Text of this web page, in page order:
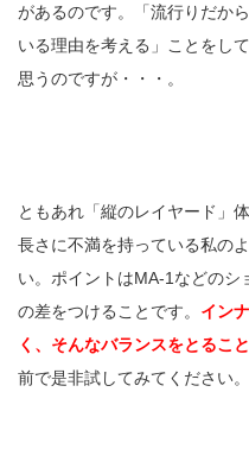
があるのです。「流行りだか
いる理由を考える」ことをし
思うのですが・・・。
ともあれ「縦のレイヤード」
長さに不満を持っている私の
い。ポイントはMA-1などのシ
の差をつけることです。 イン
く、そんなバランスをとるこ
前で是非試してみてください。